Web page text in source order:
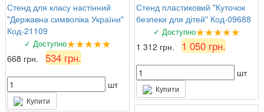
Стенд для класу настінний
"Державна символіка України"
Код-21109
✓ Доступно★★★★★
668 грн. 534 грн.
шт
Купити
Стенд пластиковий "Куточок
безпеки для дітей" Код-09688
✓ Доступно★★★★★
1 312 грн. 1 050 грн.
шт
Купити